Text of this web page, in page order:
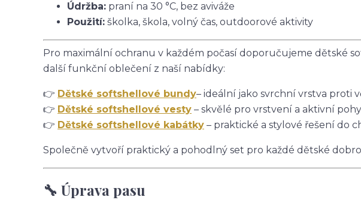
Údržba: praní na 30 °C, bez aviváže
Použití: školka, škola, volný čas, outdoorové aktivity
Pro maximální ochranu v každém počasí doporučujeme dětské
další funkční oblečení z naší nabídky:
👉 Dětské softshellové bundy– ideální jako svrchní vrstva proti
👉 Dětské softshellové vesty – skvělé pro vrstvení a aktivní
👉 Dětské softshellové kabátky – praktické a stylové řešení do
Společně vytvoří praktický a pohodlný set pro každé dětské
🔧 Úprava pasu